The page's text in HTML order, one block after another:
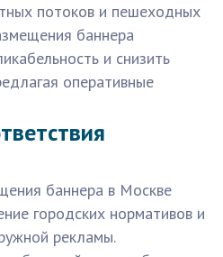
потоков и пешеходных
баннера
и снизить
оперативные
баннера в Москве
городских нормативов и
рекламы.